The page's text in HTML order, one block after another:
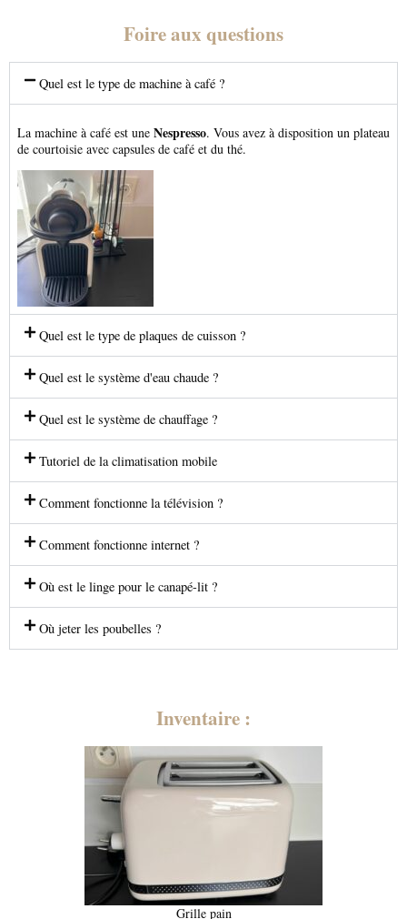
Foire aux questions
Quel est le type de machine à café ?
La machine à café est une Nespresso. Vous avez à disposition un plateau
de courtoisie avec capsules de café et du thé.
Quel est le type de plaques de cuisson ?
Quel est le système d'eau chaude ?
Quel est le système de chauffage ?
Tutoriel de la climatisation mobile
Comment fonctionne la télévision ?
Comment fonctionne internet ?
Où est le linge pour le canapé-lit ?
Où jeter les poubelles ?
Inventaire :
Grille pain